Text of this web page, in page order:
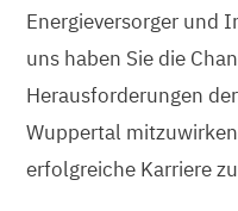
Energieversorger und
uns haben Sie die
Herausforderungen
Wuppertal
erfolgreiche Karriere